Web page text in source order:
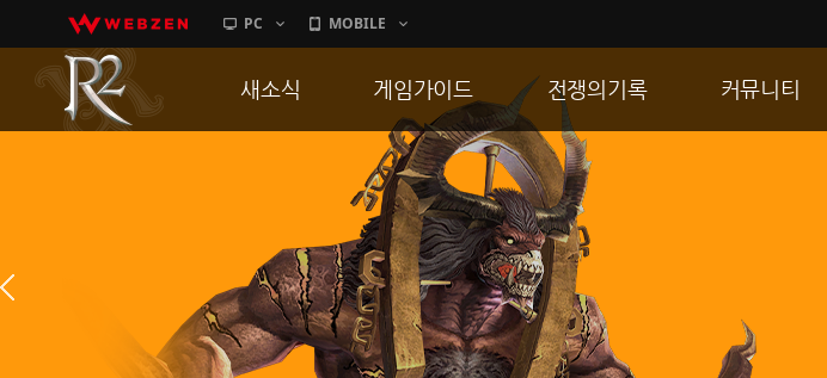
PC MOBILE
새소식
이벤트
히스토리
PC방으로간다
게임가이드
게임 특징
서버가이드
신병훈련소
세부가이드
통합보급센터
전쟁의기록
통합 길드전
공성 & 스팟
랭킹
R2Match
커뮤니티
GM노트